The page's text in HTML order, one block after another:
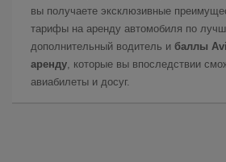
вы получаете эксклюзивные
тарифы на аренду автомобиля по
дополнительный водитель и баллы
аренду , которые вы впоследствии
авиабилеты и досуг.